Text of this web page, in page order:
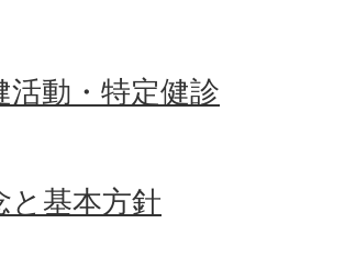
活動・特定健診
と基本方針